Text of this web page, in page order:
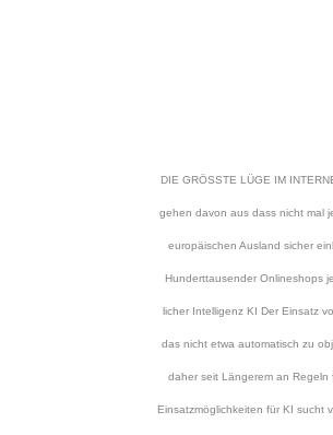
DIE GRÖSSTE LÜGE IM
gehen davon aus dass nicht mal
europäischen Ausland sicher
Hunderttausender Onlineshops
licher Intelligenz KI Der Einsatz
das nicht etwa automatisch zu
daher seit Längerem an
Einsatzmöglichkeiten für KI sucht